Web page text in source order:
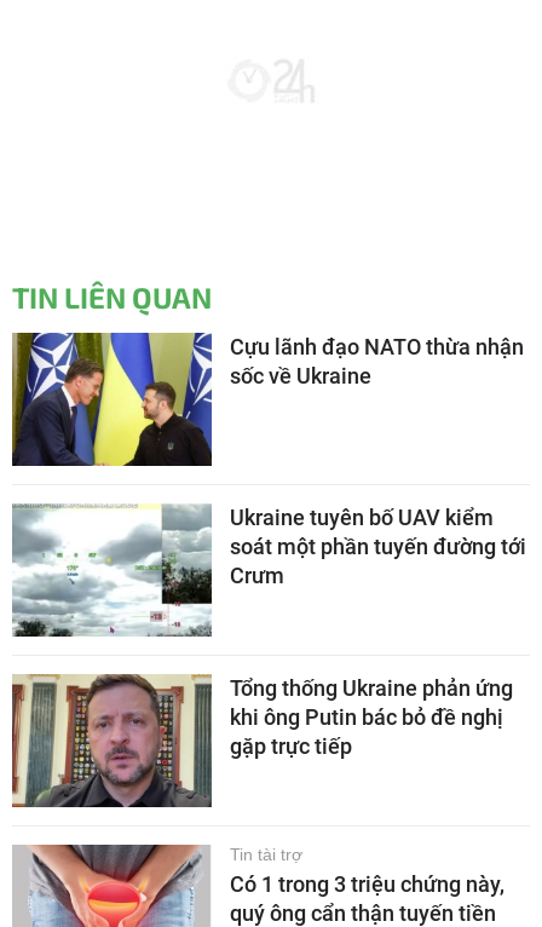
TIN LIÊN QUAN
Cựu lãnh đạo NATO thừa nhận
sốc về Ukraine
Ukraine tuyên bố UAV kiểm
soát một phần tuyến đường tới
Crưm
Tổng thống Ukraine phản ứng
khi ông Putin bác bỏ đề nghị
gặp trực tiếp
Tin tài trợ
Có 1 trong 3 triệu chứng này,
quý ông cẩn thận tuyến tiền